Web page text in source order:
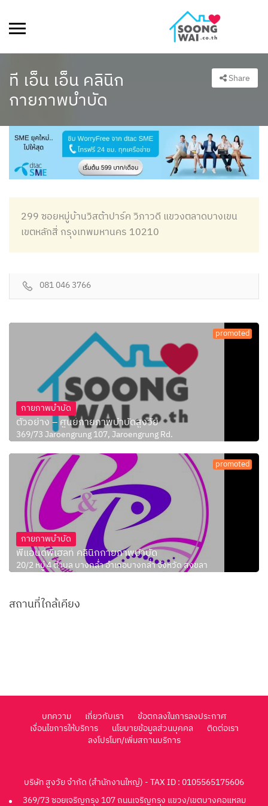
ที เอ็น เอ็น คลินิก
กายภาพบำบัด
Share
299 ซอยหมู่บ้านวิสต้าปาร์ค วิภาวดี แขวงตลาดบางเขน
เขตหลักสี่ กรุงเทพมหานคร 10210
081 046 3766
promoted
กายภาพบำบัด
ตัวอย่าง – ศูนย์กายภาพบำบัดสูงวัย
369/73 Jaroengrung 107, Jaroengrung Rd.
promoted
กายภาพบำบัด
พีแอนด์พีเฮลท์ คลินิกกายภาพบำบัด
20/2 หมู่ 4 ตำบล บางกล่ำ อำเภอบางกล่ำ จังหวัด สงขลา
สถานที่ใกล้เคียง
บทความ เกี่ยวกับเรา
ข้อตกลงในการลงประกาศ
เงื่อนไขการให้บริการ
นโยบายข้อมูลส่วนบุคคล
ติดต่อเรา
ลงโปรโมท/เพิ่มสถานบริการ
บริษัท สูงวัย จำกัด (สำนักงานใหญ่) - TAX ID : 0105565175606
369/73 ซอยเจริญกรุง 107 ถนนเจริญกรุง แขวง/เขตบางคอแหลม